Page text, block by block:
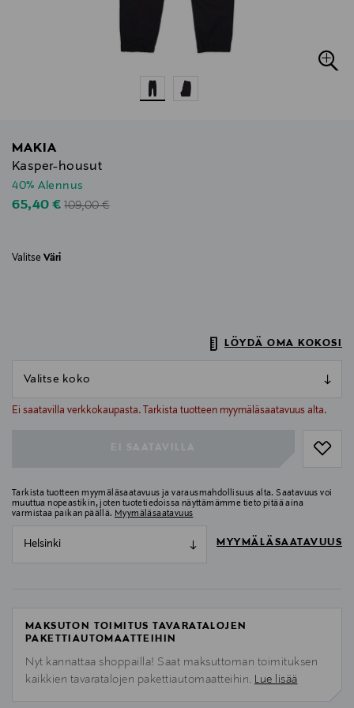
MAKIA
Kasper-housut
40% Alennus
Discounted Price
65,40 €Original Price
109,00 €
Valitse Väri
LÖYDÄ OMA KOKOSI
Ei saatavilla verkkokaupasta. Tarkista tuotteen myymäläsaatavuus alta.
null
Tarkista tuotteen myymäläsaatavuus ja varausmahdollisuus alta. Saatavuus voi
muuttua nopeastikin, joten tuotetiedoissa näyttämämme tieto pitää aina
varmistaa paikan päällä. Myymäläsaatavuus
Helsinki MYYMÄLÄSAATAVUUS
MAKSUTON TOIMITUS TAVARATALOJEN
PAKETTIAUTOMAATTEIHIN
Nyt kannattaa shoppailla! Saat maksuttoman toimituksen
kaikkien tavaratalojen pakettiautomaatteihin. Lue lisää